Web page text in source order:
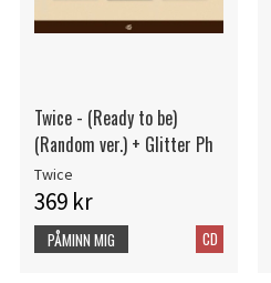
Twice - (Ready to be)
(Random ver.) + Glitter Ph
Twice
369 kr
CD
PÅMINN MIG